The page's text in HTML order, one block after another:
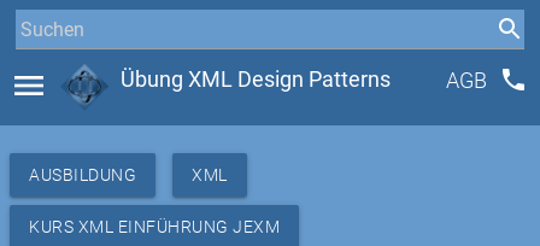
menu Übung XML Design Patterns AGB phone
AUSBILDUNG XML
KURS XML EINFÜHRUNG JEXM